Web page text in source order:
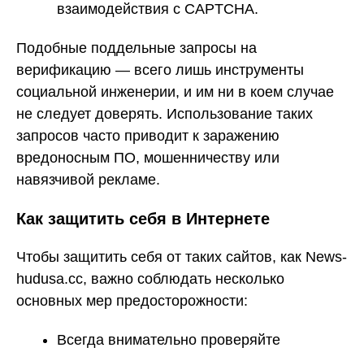
взаимодействия с CAPTCHA.
Подобные поддельные запросы на
верификацию — всего лишь инструменты
социальной инженерии, и им ни в коем случае
не следует доверять. Использование таких
запросов часто приводит к заражению
вредоносным ПО, мошенничеству или
навязчивой рекламе.
Как защитить себя в Интернете
Чтобы защитить себя от таких сайтов, как News-
hudusa.cc, важно соблюдать несколько
основных мер предосторожности:
Всегда внимательно проверяйте